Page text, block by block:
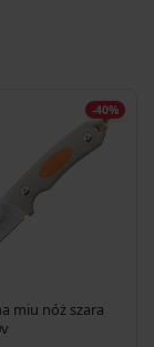
-40%
miu nóż szara